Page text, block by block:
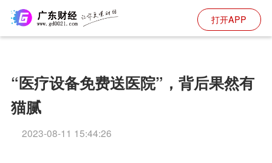
打开APP
“医疗设备免费送医院”，背后果然有
猫腻
2023-08-11 15:44:26